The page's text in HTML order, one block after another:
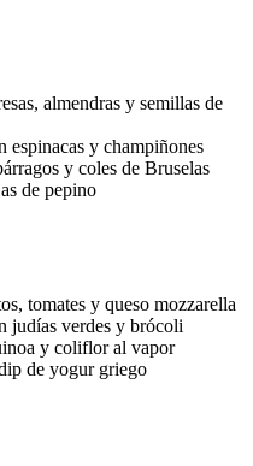
almendras y semillas de
espinacas y champiñones
y coles de Bruselas
de pepino
tomates y queso mozzarella
judías verdes y brócoli
y coliflor al vapor
de yogur griego